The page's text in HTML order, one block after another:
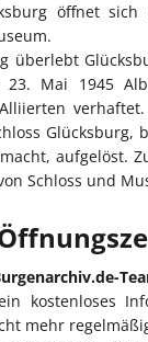
öffnet
überlebt
23. Mai 1945
Glücksburg,
aufgelöst.
Schloss und
kostenloses
mehr